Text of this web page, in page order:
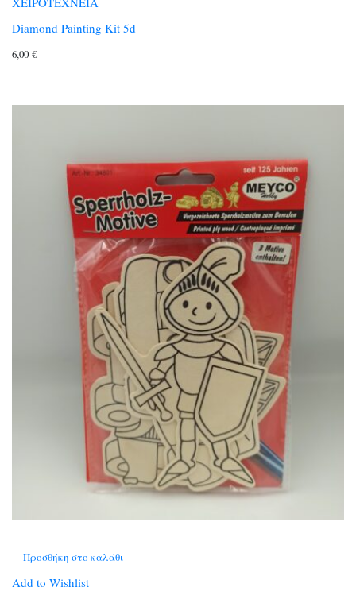
Diamond Painting Kit 5d
6,00 €
Προσθήκη στο καλάθι
Add to Wishlist